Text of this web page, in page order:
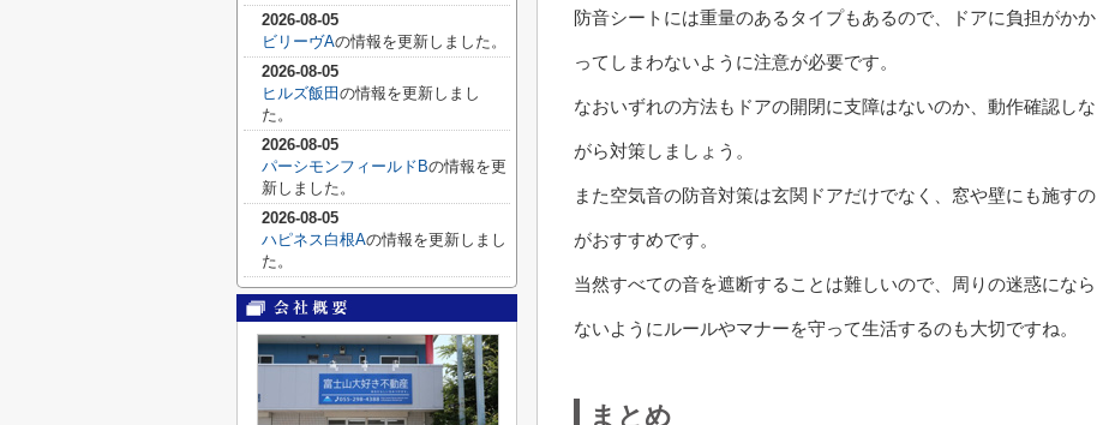
防音シートには重量のあるタイプもあるので、ドアに負担がかか
ってしまわないように注意が必要です。
なおいずれの方法もドアの開閉に支障はないのか、動作確認しな
がら対策しましょう。
また空気音の防音対策は玄関ドアだけでなく、窓や壁にも施すの
がおすすめです。
当然すべての音を遮断することは難しいので、周りの迷惑になら
ないようにルールやマナーを守って生活するのも大切ですね。
まとめ
2026-08-05
ビリーヴAの情報を更新しました。
2026-08-05
ヒルズ飯田 の情報を更新しまし
た。
2026-08-05
パーシモンフィールドBの情報を更
新しました。
2026-08-05
ハピネス白根Aの情報を更新しまし
た。